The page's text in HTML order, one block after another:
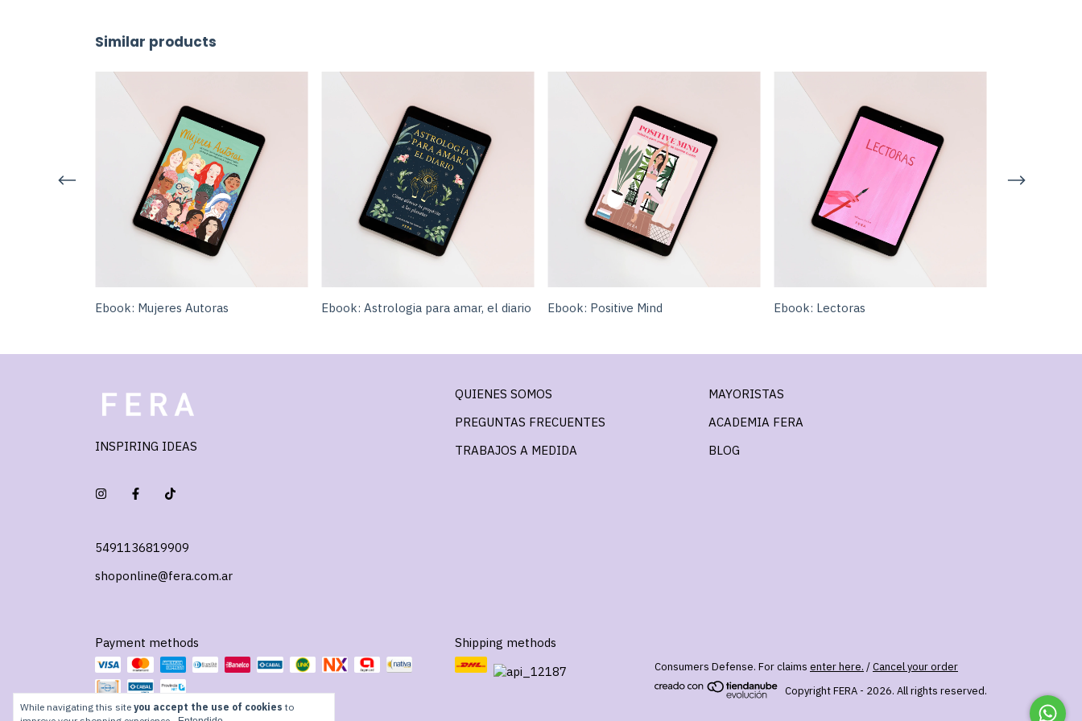
While navigating this site you accept the use of cookies to
Similar products
Ebook: Mujeres Autoras Ebook: Astrologia para amar, el diario Ebook: Positive Mind Ebook: Lectoras
INSPIRING IDEAS
5491136819909
shoponline@fera.com.ar
QUIENES SOMOS
PREGUNTAS FRECUENTES
TRABAJOS A MEDIDA
MAYORISTAS
ACADEMIA FERA
BLOG
Payment methods Shipping methods
Consumers Defense. For claims enter here. /Cancel your order
Copyright FERA - 2026. All rights reserved.